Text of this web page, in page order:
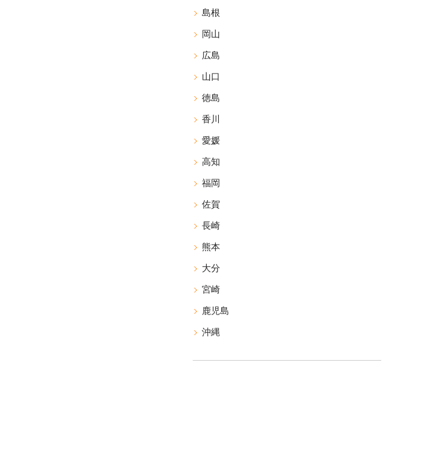
島根
岡山
広島
山口
徳島
香川
愛媛
高知
福岡
佐賀
長崎
熊本
大分
宮崎
鹿児島
沖縄